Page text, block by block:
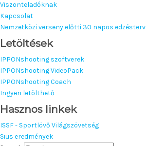
Viszonteladóknak
Kapcsolat
Nemzetközi verseny előtti 30 napos edzésterv
Letöltések
IPPONshooting szoftverek
IPPONshooting VideoPack
IPPONshooting Coach
Ingyen letölthető
Hasznos linkek
ISSF - Sportlövő Világszövetség
Sius eredmények